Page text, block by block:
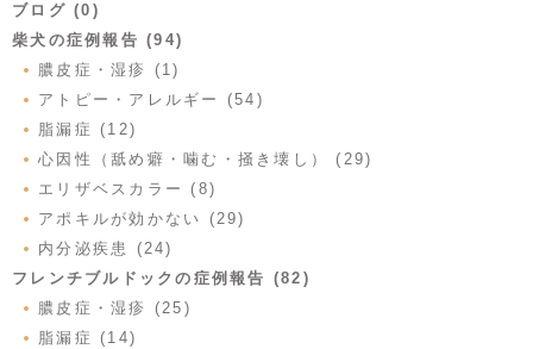
ブログ (0)
柴犬の症例報告 (94)
膿皮症・湿疹 (1)
アトピー・アレルギー (54)
脂漏症 (12)
心因性（舐め癖・噛む・掻き壊し） (29)
エリザベスカラー (8)
アポキルが効かない (29)
内分泌疾患 (24)
フレンチブルドックの症例報告 (82)
膿皮症・湿疹 (25)
脂漏症 (14)